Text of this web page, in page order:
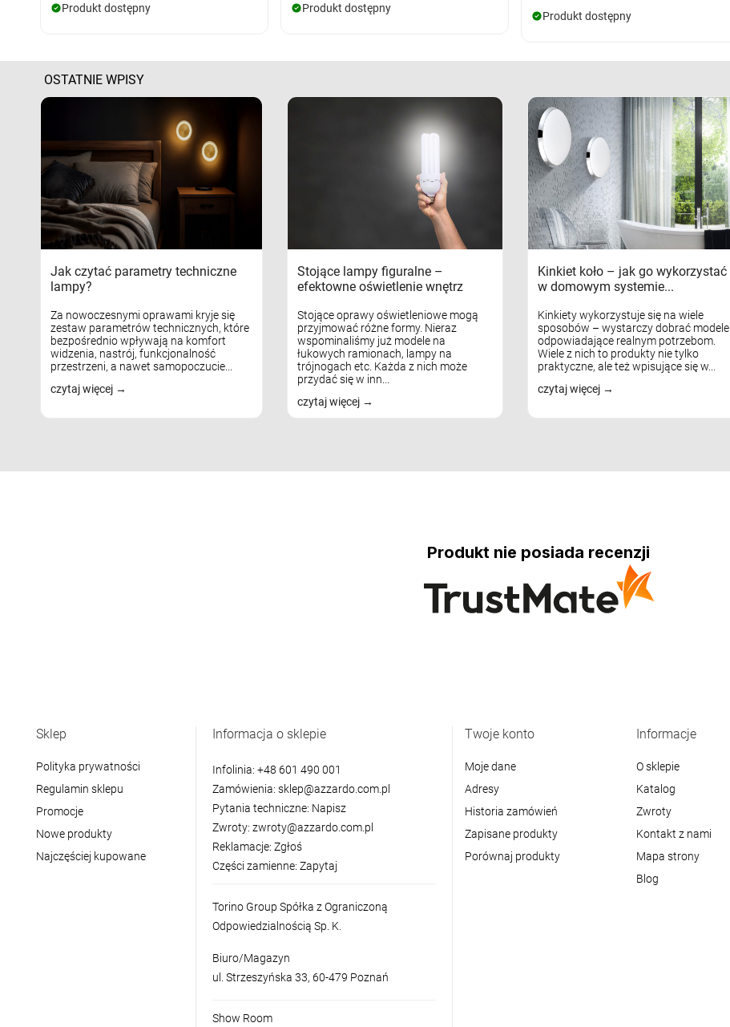
Produkt dostępny Produkt dostępny
Produkt dostępny
OSTATNIE WPISY
Jak czytać parametry techniczne
lampy?
Za nowoczesnymi oprawami kryje się
zestaw parametrów technicznych, które
bezpośrednio wpływają na komfort
widzenia, nastrój, funkcjonalność
przestrzeni, a nawet samopoczucie...
czytaj więcej
Stojące lampy figuralne –
efektowne oświetlenie wnętrz
Stojące oprawy oświetleniowe mogą
przyjmować różne formy. Nieraz
wspominaliśmy już modele na
łukowych ramionach, lampy na
trójnogach etc. Każda z nich może
przydać się w inn...
czytaj więcej
Kinkiet koło – jak go wykorzystać
w domowym systemie...
Kinkiety wykorzystuje się na wiele
sposobów – wystarczy dobrać modele
odpowiadające realnym potrzebom.
Wiele z nich to produkty nie tylko
praktyczne, ale też wpisujące się w...
czytaj więcej
Produkt nie posiada recenzji
Sklep
Polityka prywatności
Regulamin sklepu
Promocje
Nowe produkty
Najczęściej kupowane
Informacja o sklepie
Infolinia: +48 601 490 001
Zamówienia: sklep@azzardo.com.pl
Pytania techniczne: Napisz
Zwroty: zwroty@azzardo.com.pl
Reklamacje: Zgłoś
Części zamienne: Zapytaj
Torino Group Spółka z Ograniczoną
Odpowiedzialnością Sp. K.
Biuro/Magazyn
ul. Strzeszyńska 33, 60-479 Poznań
Show Room
Twoje konto
Moje dane
Adresy
Historia zamówień
Zapisane produkty
Porównaj produkty
Informacje
O sklepie
Katalog
Zwroty
Kontakt z nami
Mapa strony
Blog